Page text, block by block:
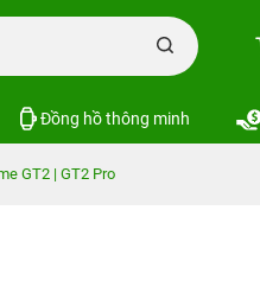
Đồng hồ thông minh
GT2 | GT2 Pro